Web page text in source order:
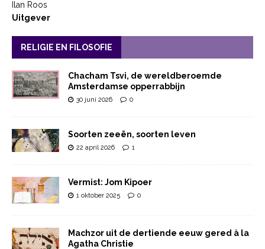
Ilan Roos
Uitgever
RELIGIE EN FILOSOFIE
Chacham Tsvi, de wereldberoemde
Amsterdamse opperrabbijn
30 juni 2026 0
Soorten zeeën, soorten leven
22 april 2026 1
Vermist: Jom Kipoer
1 oktober 2025 0
Machzor uit de dertiende eeuw gered à la
Agatha Christie